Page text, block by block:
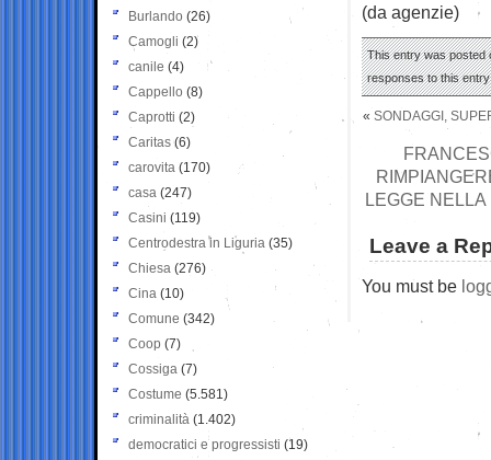
(da agenzie)
This entry was posted
responses to this
« SONDAGGI,
LEGGE
Leave a
You must be
Burlando (26)
Camogli (2)
canile (4)
Cappello (8)
Caprotti (2)
Caritas (6)
carovita (170)
casa (247)
Casini (119)
Centrodestra in Liguria (35)
Chiesa (276)
Cina (10)
Comune (342)
Coop (7)
Cossiga (7)
Costume (5.581)
criminalità (1.402)
democratici e progressisti (19)